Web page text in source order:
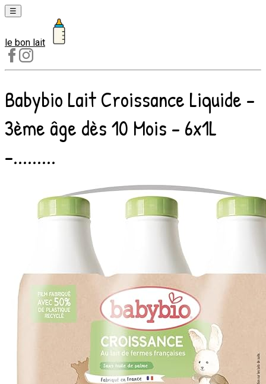
☰
Laits
1er
âge
Laits
2e
âge
de
le bon lait
Babybio Lait Croissance Liquide -
3ème âge dès 10 Mois - 6x1L
-.........